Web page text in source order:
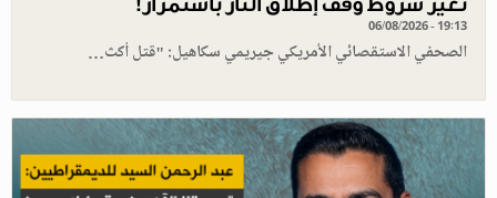
06/08/2026 - 19:13
الصحفي الاستقصائي الأمريكي جيريمي سكاهيل: "قتل أكث…